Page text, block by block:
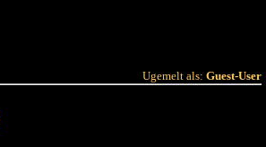
Ugemelt als: Guest-User